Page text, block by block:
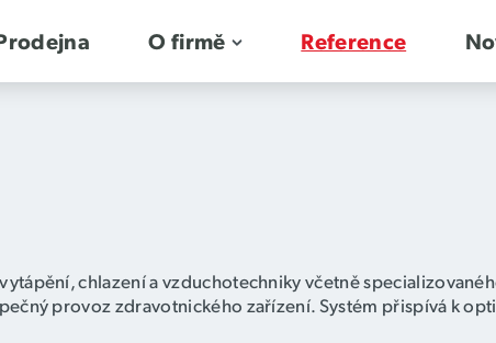
O firmě Reference
chlazení a vzduchotechniky včetně
provoz zdravotnického zařízení. Systém přispívá k